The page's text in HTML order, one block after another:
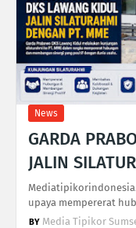
News
GARDA
JALIN
upaya mempererat
Media Tipikor